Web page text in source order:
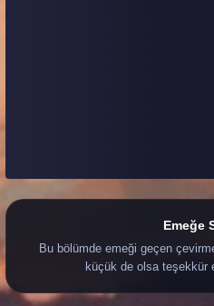
Emeğe
Bu bölümde emeği geçen
küçük de olsa teşekkür